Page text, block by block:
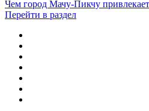
Чем город Мачу-Пикчу
Перейти в раздел